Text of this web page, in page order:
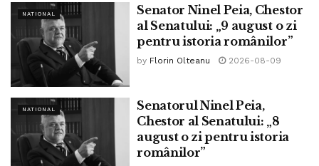
NATIONAL
Senator Ninel Peia, Chestor
al Senatului: „9 august o zi
pentru istoria românilor”
by Florin Olteanu 2026-08-09
NATIONAL
Senatorul Ninel Peia,
Chestor al Senatului: „8
august o zi pentru istoria
românilor”